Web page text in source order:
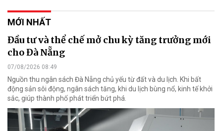
MỚI NHẤT
Đầu tư và thể chế mở chu kỳ tăng trưởng mới
cho Đà Nẵng
07/08/2026 08:49
Nguồn thu ngân sách Đà Nẵng chủ yếu từ đất và du lịch. Khi bất
động sản sôi động, ngân sách tăng, khi du lịch bùng nổ, kinh tế khởi
sắc, giúp thành phố phát triển bứt phá.